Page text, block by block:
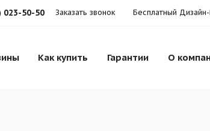
Бесплатный
023-50-50 Заказать звонок
Как купить Гарантии О